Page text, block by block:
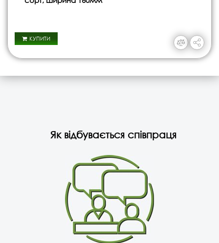
КУПИТИ
Як відбувається співпраця